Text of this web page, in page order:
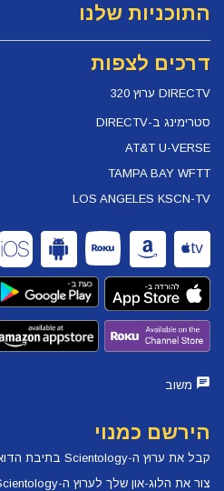
התוכניות שלנו
דרכים לצפות
DIRECTV ערוץ 320
סטרימינג ב-DIRECTV
AT&T U-VERSE
TAMPA BAY WFTT
LOS ANGELES KSCN-TV
משוב
הירשם כמנוי
קבל את ערוץ ה-Scientology בתיבת הדואר הנכנס שלך
צור את הלוג-און שלך לערוץ ה-Scientology